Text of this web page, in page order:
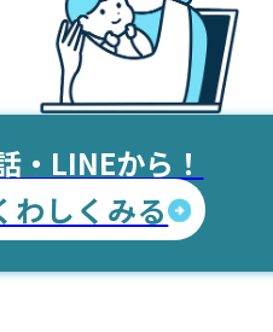
・LINEから！
わしくみる